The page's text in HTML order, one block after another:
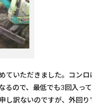
ていただきました。コンロ
るので、最低でも3回入っ
し訳ないのですが、外回り